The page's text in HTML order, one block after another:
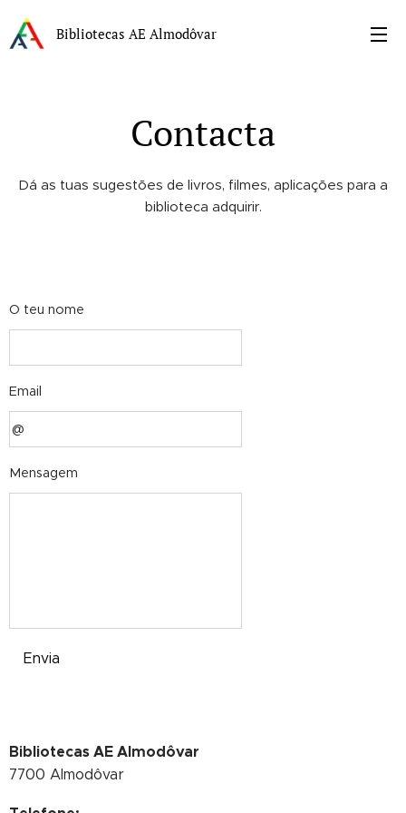
Bibliotecas AE Almodôvar
Contacta
Dá as tuas sugestões de livros, filmes, aplicações para a
biblioteca adquirir.
O teu nome
Email
Mensagem
Envia
Bibliotecas AE Almodôvar
7700 Almodôvar